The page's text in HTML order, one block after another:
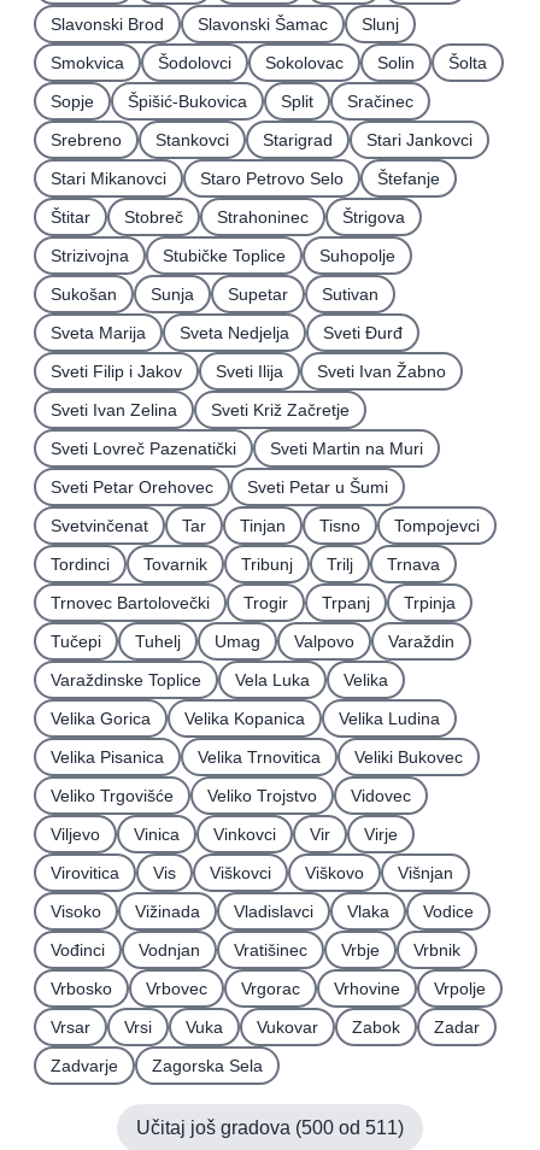
Slavonski Brod
Slavonski Šamac
Slunj
Smokvica
Šodolovci Sokolovac Solin
Šolta
Sopje
Špišić-Bukovica Split
Sračinec
Srebreno
Stankovci Starigrad
Stari Jankovci
Stari Mikanovci
Staro Petrovo Selo
Štefanje
Štitar
Stobreč Strahoninec
Štrigova
Strizivojna
Stubičke Toplice
Suhopolje
Sukošan
Sunja Supetar
Sutivan
Sveta Marija
Sveta Nedjelja
Sveti Ðurđ
Sveti Filip i Jakov
Sveti Ilija
Sveti Ivan Žabno
Sveti Ivan Zelina
Sveti Križ Začretje
Sveti Lovreč Pazenatički
Sveti Martin na Muri
Sveti Petar Orehovec
Sveti Petar u Šumi
Svetvinčenat
Tar Tinjan Tisno
Tompojevci
Tordinci
Tovarnik Tribunj Trilj
Trnava
Trnovec Bartolovečki
Trogir Trpanj
Trpinja
Tučepi
Tuhelj Umag Valpovo
Varaždin
Varaždinske Toplice
Vela Luka
Velika
Velika Gorica
Velika Kopanica
Velika Ludina
Velika Pisanica
Velika Trnovitica
Veliki Bukovec
Veliko Trgovišće
Veliko Trojstvo
Vidovec
Viljevo
Vinica Vinkovci Vir
Virje
Virovitica
Vis Viškovci Viškovo
Višnjan
Visoko
Vižinada Vladislavci Vlaka
Vodice
Vođinci
Vodnjan Vratišinec Vrbje
Vrbnik
Vrbosko
Vrbovec Vrgorac Vrhovine
Vrpolje
Vrsar
Vrsi Vuka Vukovar Zabok
Zadar
Zadvarje
Zagorska Sela
Učitaj još gradova (500 od 511)